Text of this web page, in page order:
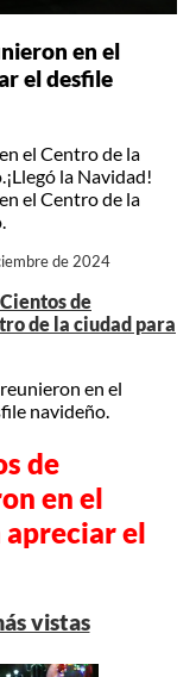
en el
el desfile
el Centro de la
la Navidad!
el Centro de la
de 2024
de
de la ciudad para
en el
navideño.
de
en el
apreciar el
vistas